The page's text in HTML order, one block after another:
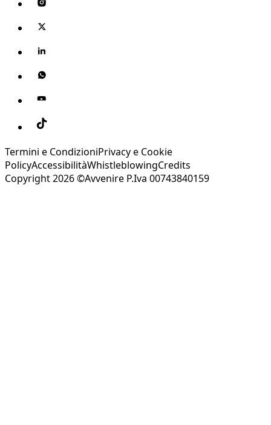
Termini e CondizioniPrivacy e Cookie
PolicyAccessibilitàWhistleblowingCredits
Copyright 2026 ©Avvenire P.Iva 00743840159